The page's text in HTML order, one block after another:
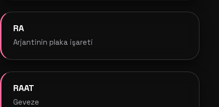
RA
Arjantinin plaka işareti
RAAT
Geveze